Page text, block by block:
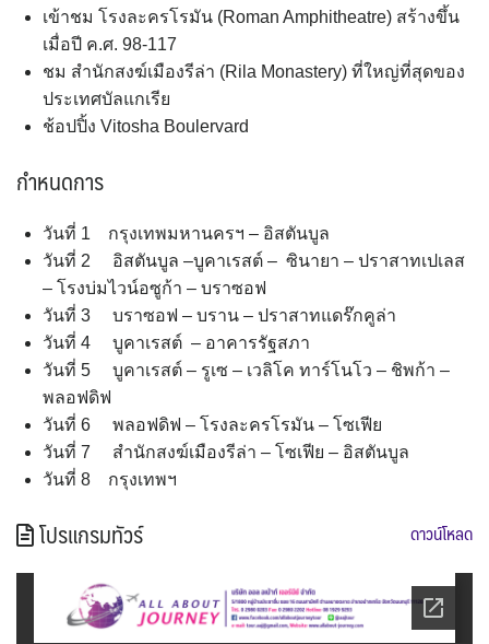
เข้าชม โรงละครโรมัน (Roman Amphitheatre) สร้างขึ้น
เมื่อปี ค.ศ. 98-117
ชม สำนักสงฆ์เมืองรีล่า (Rila Monastery) ที่ใหญ่ที่สุดของ
ประเทศบัลแกเรีย
ช้อปปิ้ง Vitosha Boulervard
กำหนดการ
วันที่ 1 กรุงเทพมหานครฯ – อิสตันบูล
วันที่ 2 อิสตันบูล –บูคาเรสต์ – ซินายา – ปราสาทเปเลส
– โรงบ่มไวน์อซูก้า – บราซอฟ
วันที่ 3 บราซอฟ – บราน – ปราสาทแดร๊กคูล่า
วันที่ 4 บูคาเรสต์ – อาคารรัฐสภา
วันที่ 5 บูคาเรสต์ – รูเซ – เวลิโค ทาร์โนโว – ชิพก้า –
พลอฟดิฟ
วันที่ 6 พลอฟดิฟ – โรงละครโรมัน – โซเฟีย
วันที่ 7 สำนักสงฆ์เมืองรีล่า – โซเฟีย – อิสตันบูล
วันที่ 8 กรุงเทพฯ
โปรแกรมทัวร์ ดาวน์โหลด